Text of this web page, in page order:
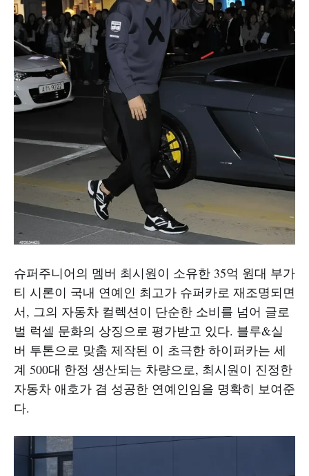
슈퍼주니어의 멤버 최시원이 소유한 35억 원대 부가
티 시론이 국내 연예인 최고가 슈퍼카로 재조명되면
서, 그의 자동차 컬렉션이 단순한 소비를 넘어 글로
벌 럭셀 문화의 상징으로 평가받고 있다. 블루&실
버 투톤으로 맞춤 제작된 이 초극한 하이퍼카는 세
계 500대 한정 생산되는 차량으로, 최시원이 진정한
자동차 애호가 겸 성공한 연예인임을 명확히 보여준
다.